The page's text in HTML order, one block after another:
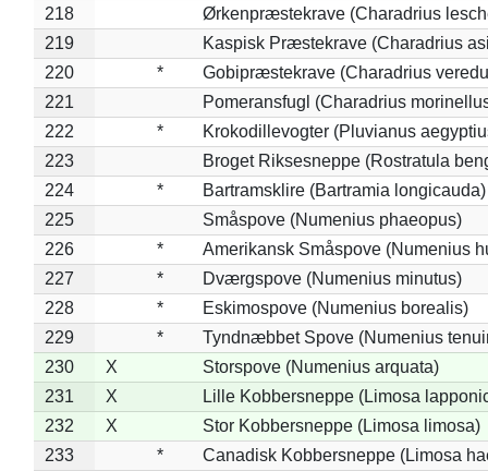
218
Ørkenpræstekrave (Charadrius
219
Kaspisk Præstekrave (Charadrius
220
*
Gobipræstekrave (Charadrius
221
Pomeransfugl (Charadrius
222
*
Krokodillevogter (Pluvianus
223
Broget Riksesneppe (Rostratula
224
*
Bartramsklire (Bartramia longicauda)
225
Småspove (Numenius phaeopus)
226
*
Amerikansk Småspove (Numenius
227
*
Dværgspove (Numenius minutus)
228
*
Eskimospove (Numenius borealis)
229
*
Tyndnæbbet Spove (Numenius
230
X
Storspove (Numenius arquata)
231
X
Lille Kobbersneppe (Limosa
232
X
Stor Kobbersneppe (Limosa limosa)
233
* Canadisk Kobbersneppe (Limosa